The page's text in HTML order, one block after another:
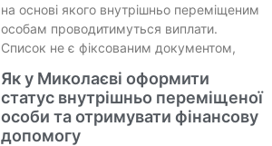
на основі якого внутрішньо переміщеним
особам проводитимуться виплати.
Список не є фіксованим документом,
Як у Миколаєві оформити
статус внутрішньо переміщеної
особи та отримувати фінансову
допомогу